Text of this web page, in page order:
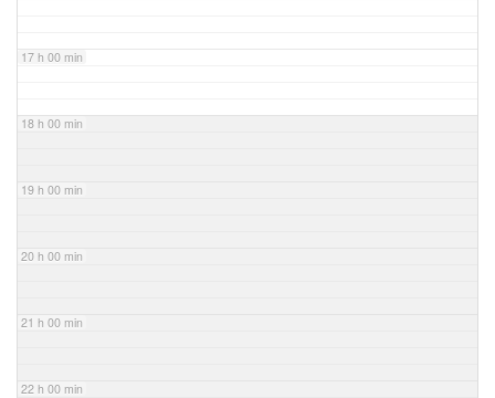
17 h 00 min
18 h 00 min
19 h 00 min
20 h 00 min
21 h 00 min
22 h 00 min